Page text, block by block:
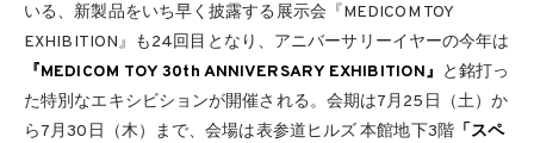
いる、新製品をいち早く披露する展示会『MEDICOM TOY
EXHIBITION』も24回目となり、アニバーサリーイヤーの今年は
『MEDICOM TOY 30th ANNIVERSARY EXHIBITION』 と銘打っ
た特別なエキシビションが開催される。会期は7月25日（土）か
ら7月30日（木）まで、会場は表参道ヒルズ 本館地下3階「スペ